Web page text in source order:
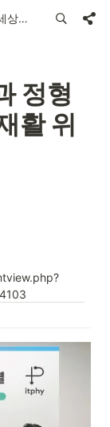
잇피, 마디세상병원과 정형외과 중심의 맞춤형 재활 위한 MOU 체결
정형
활 위